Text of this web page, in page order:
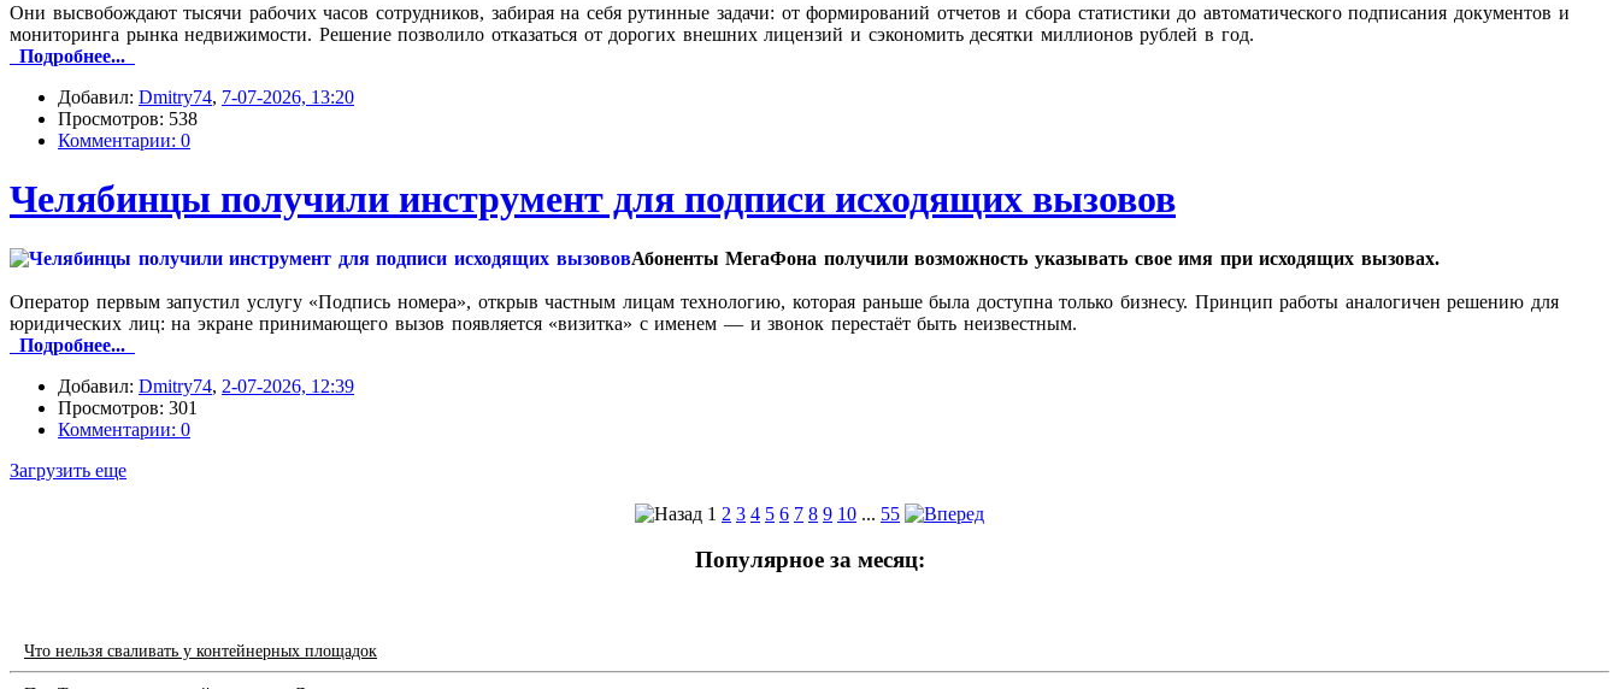
Они высвобождают тысячи рабочих часов сотрудников, забирая на себя рутинные задачи: от формирований отчетов и сбора статистики до автоматического подписания документов и
мониторинга рынка недвижимости. Решение позволило отказаться от дорогих внешних лицензий и сэкономить десятки миллионов рублей в год.
Подробнее...
Добавил: Dmitry74, 7-07-2026, 13:20
Просмотров: 538
Комментарии: 0
Челябинцы получили инструмент для подписи исходящих вызовов
Абоненты МегаФона получили возможность указывать свое имя при исходящих вызовах.
Оператор первым запустил услугу «Подпись номера», открыв частным лицам технологию, которая раньше была доступна только бизнесу. Принцип работы аналогичен решению для
юридических лиц: на экране принимающего вызов появляется «визитка» с именем — и звонок перестаёт быть неизвестным.
Подробнее...
Добавил: Dmitry74, 2-07-2026, 12:39
Просмотров: 301
Комментарии: 0
Загрузить еще
1 2 3 4 5 6 7 8 9 10 ... 55
Популярное за месяц:
Что нельзя сваливать у контейнерных площадок